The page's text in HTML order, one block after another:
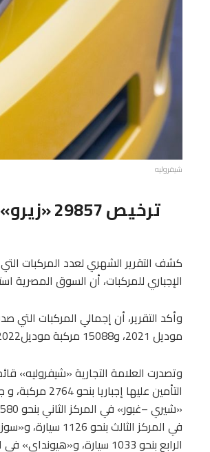
شيفروليه
كشف التقرير الشهري لعدد المركبات التي
الإجباري للمركبات، أن السوق المصرية استوعبت خلال
موديل 2021، و15088 مركبة موديل2022، و5793 مركبه موديل 2023.
وتصدرت العلامة التجارية «شيفروليه»
التأمين عليها
في المركز الثالث بنحو